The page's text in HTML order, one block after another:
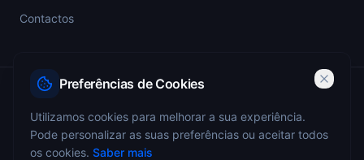
Contactos
ANEPC — Portaria 773/2009 — Registo nº 4349
Preferências de Cookies
Utilizamos cookies para melhorar a sua experiência.
Pode personalizar as suas preferências ou aceitar todos
os cookies. Saber mais